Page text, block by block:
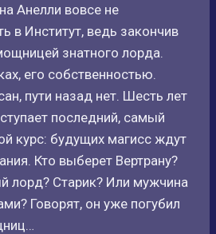
Анелли вовсе не
в Институт, ведь закончив
знатного лорда.
его собственностью.
пути назад нет. Шесть лет
последний, самый
курс: будущих магисс ждут
Кто выберет Вертрану?
лорд? Старик? Или мужчина
Говорят, он уже погубил